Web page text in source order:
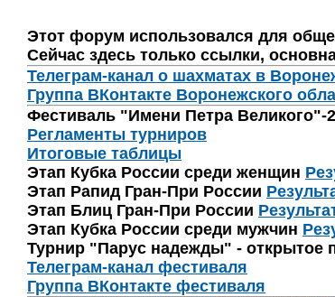
Этот форум использовался для
Сейчас здесь только ссылки,
Телеграм-канал о шахматах в
Группа ВКонтакте Воронежского
Фестиваль "Имени Петра Великого"-
Регламенты турниров
Итоговые таблицы
Этап Кубка России среди женщин
Этап Рапид Гран-При России
Этап Блиц Гран-При России
Этап Кубка России среди мужчин
Турнир "Парус надежды" - открытое
Телеграм-канал фестиваля
Группа ВКонтакте фестиваля